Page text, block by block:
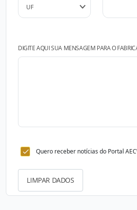
DIGITE AQUI SUA MENSAGEM PARA O
Quero receber notícias do Portal
LIMPAR DADOS